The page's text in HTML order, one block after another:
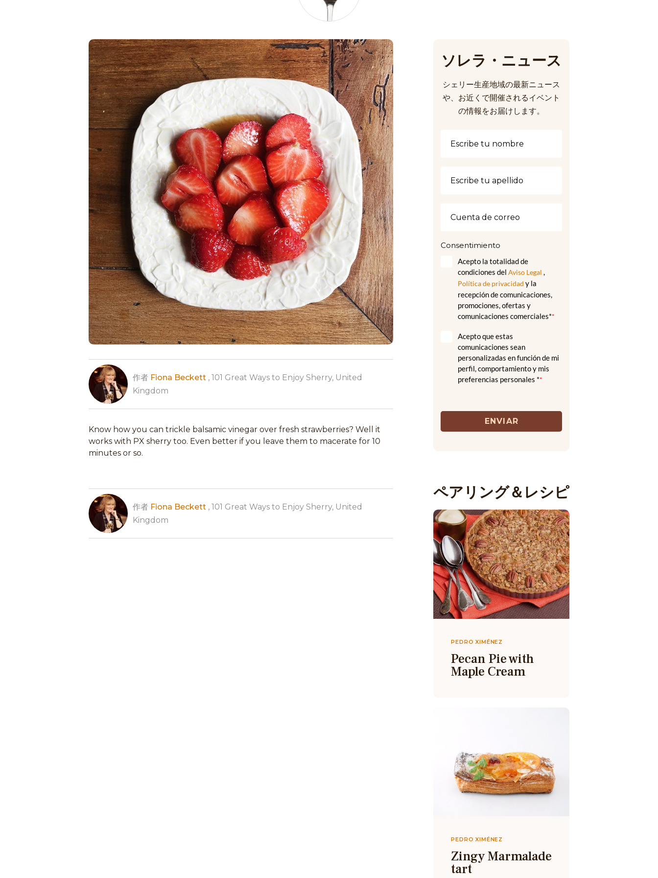
作者 Fiona Beckett, 101 Great Ways to Enjoy Sherry, United
Kingdom
Know how you can trickle balsamic vinegar over fresh strawberries? Well it
works with PX sherry too. Even better if you leave them to macerate for 10
minutes or so.
作者 Fiona Beckett, 101 Great Ways to Enjoy Sherry, United
Kingdom
ソレラ・ニュース
シェリー生産地域の最新ニュース
や、お近くで開催されるイベント
の情報をお届けします。
Consentimiento
Acepto la totalidad de
condiciones delAviso Legal ,
Política de privacidad y la
recepción de comunicaciones,
promociones, ofertas y
comunicaciones comerciales**
Acepto que estas
comunicaciones sean
personalizadas en función de mi
perfil, comportamiento y mis
preferencias personales **
ENVIAR
ペアリング＆レシピ
PEDRO XIMÉNEZ
Pecan Pie with
Maple Cream
PEDRO XIMÉNEZ
Zingy Marmalade
tart